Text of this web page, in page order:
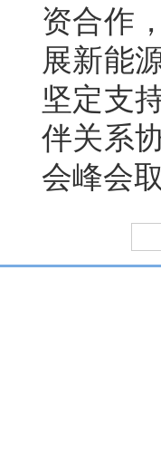
资合作
展新能
坚定支
伴关系
会峰会